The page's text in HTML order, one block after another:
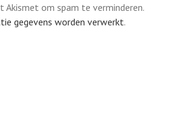
Akismet om spam te verminderen.
gegevens worden verwerkt.